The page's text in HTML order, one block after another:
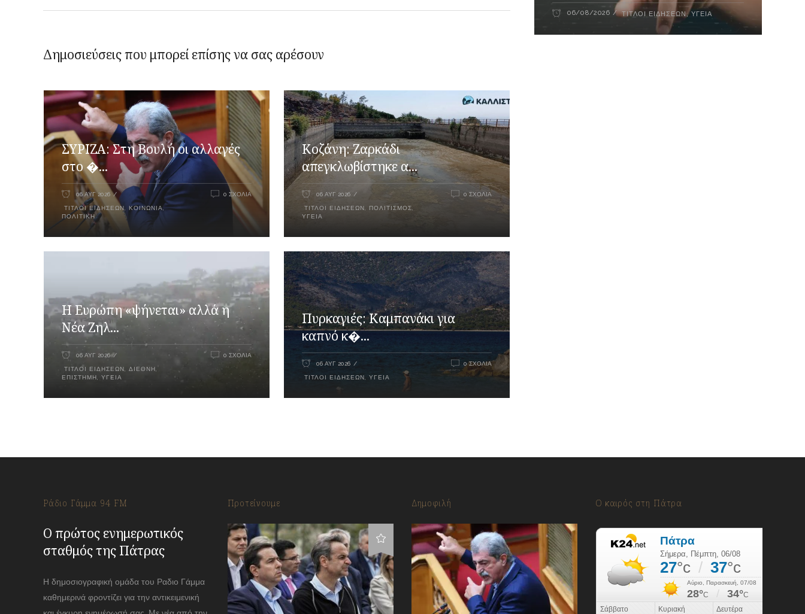
Δημοσιεύσεις που μπορεί επίσης να σας αρέσουν
ΣΥΡΙΖΑ: Στη Βουλή οι αλλαγές
στο �...
06 ΑΥΓ 2026
ΤΊΤΛΟΙ ΕΙΔΉΣΕΩΝ ΚΟΙΝΩΝΊΑ
ΠΟΛΙΤΙΚΉ
0 ΣΧΌΛΙΑ
Κοζάνη: Ζαρκάδι
απεγκλωβίστηκε α...
06 ΑΥΓ 2026
ΤΊΤΛΟΙ ΕΙΔΉΣΕΩΝ ΠΟΛΙΤΙΣΜΌΣ
ΥΓΕΊΑ
0 ΣΧΌΛΙΑ
Η Ευρώπη «ψήνεται» αλλά η
Νέα Ζηλ...
06 ΑΥΓ 2026
ΤΊΤΛΟΙ ΕΙΔΉΣΕΩΝ ΔΙΕΘΝΉ
ΕΠΙΣΤΉΜΗ
ΥΓΕΊΑ
0 ΣΧΌΛΙΑ
Πυρκαγιές: Καμπανάκι για
καπνό κ�...
06 ΑΥΓ 2026
ΤΊΤΛΟΙ ΕΙΔΉΣΕΩΝ ΥΓΕΊΑ
0 ΣΧΌΛΙΑ
06/08/2026 ΤΊΤΛΟΙ ΕΙΔΉΣΕΩΝ,ΥΓΕΊΑ
Ράδιο Γάμμα 94 FM
Ο πρώτος ενημερωτικός
σταθμός της Πάτρας
Η δημοσιογραφική ομάδα του Ραδιο Γάμμα
καθημερινά φροντίζει για την αντικειμενική
Προτείνουμε Δημοφιλή Ο καιρός στη Πάτρα